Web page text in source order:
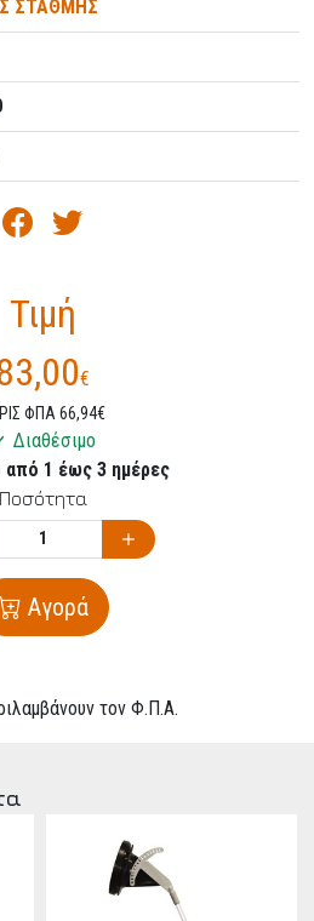
ΣΤΑΘΜΗΣ
Τιμή
€
ΦΠΑ 66,94€
Διαθέσιμο
από 1 έως 3 ημέρες
Ποσότητα
Αγορά
τον Φ.Π.Α.